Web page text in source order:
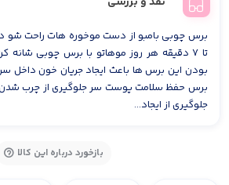
تا ۷ دقیقه هر روز موهاتو با برس چوبی شانه
بودن این برس ها باعث ایجاد جریان خون داخل
برس حفظ سلامت پوست سر جلوگیری از چرب شدن
جلوگیری از ایجاد...
بازخورد درباره این کالا